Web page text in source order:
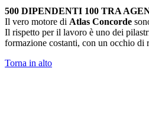
500 DIPENDENTI 100 TRA
Il vero motore di Atlas Concorde
Il rispetto per il lavoro è uno dei
formazione costanti, con un occhio di
Torna in alto